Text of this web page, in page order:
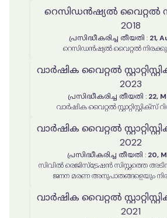
റെസിഡൻഷ്യൽ വൈറ്റൽ
2018
പ്രസിദ്ധീകരിച്ച തീയതി : 21,
റെസിഡൻഷ്യൽ വൈറ്റൽ
വാർഷിക വൈറ്റൽ
2023
പ്രസിദ്ധീകരിച്ച തീയതി : 22,
വാർഷിക വൈറ്റൽ സ്റ്റാറ്റിസ്റ്റിക്‌സ്
വാർഷിക വൈറ്റൽ
2022
പ്രസിദ്ധീകരിച്ച തീയതി : 20,
സിവിൽ രെജിസ്ട്രേഷൻ സിസ്റ്റത്തെ
ജനന മരണ അനുപാതങ്ങളെയും
വാർഷിക വൈറ്റൽ
2021